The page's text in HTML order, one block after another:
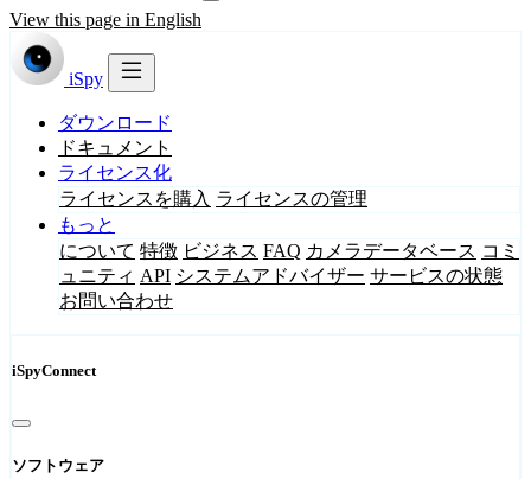
View this page in English
iSpy
ダウンロード
ドキュメント
ライセンス化
ライセンスを購入 ライセンスの管理
もっと
について 特徴 ビジネス FAQ カメラデータベース コミ
ュニティ API システムアドバイザー サービスの状態
お問い合わせ
iSpyConnect
ソフトウェア